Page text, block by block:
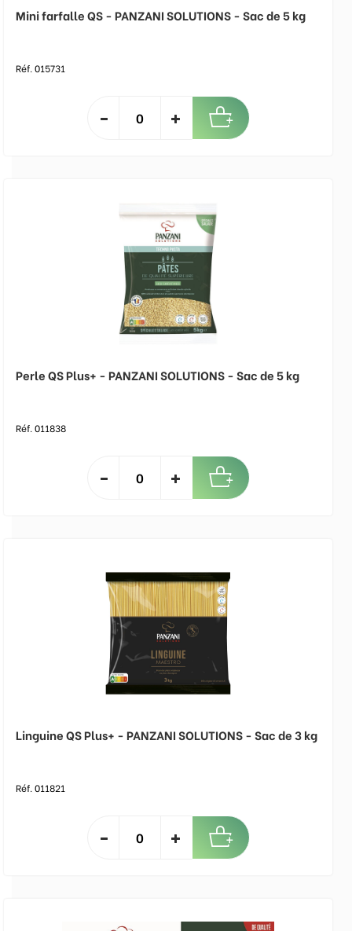
Mini farfalle QS - PANZANI SOLUTIONS - Sac de 5 kg
Réf. 015731
Perle QS Plus+ - PANZANI SOLUTIONS - Sac de 5 kg
Réf. 011838
Linguine QS Plus+ - PANZANI SOLUTIONS - Sac de 3 kg
Réf. 011821